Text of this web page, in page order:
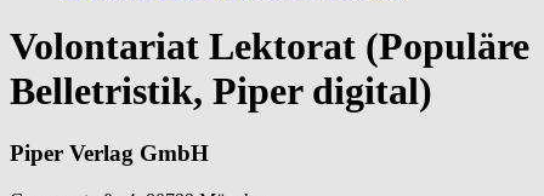
Volontariat Lektorat (Populäre
Belletristik, Piper digital)
Piper Verlag GmbH